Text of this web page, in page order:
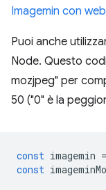
Imagemin con
Puoi anche
Node. Questo
mozjpeg" per
50 ("0" è la
const imagemin =
const